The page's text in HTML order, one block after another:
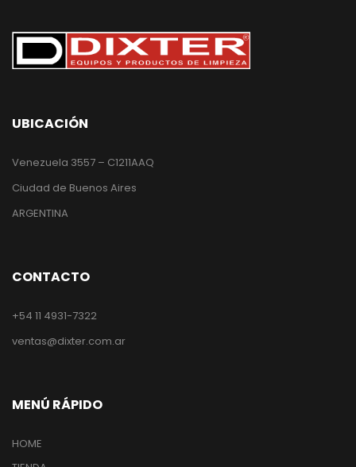
UBICACIÓN
Venezuela 3557 – C1211AAQ
Ciudad de Buenos Aires
ARGENTINA
CONTACTO
+54 11 4931-7322
ventas@dixter.com.ar
MENÚ RÁPIDO
HOME